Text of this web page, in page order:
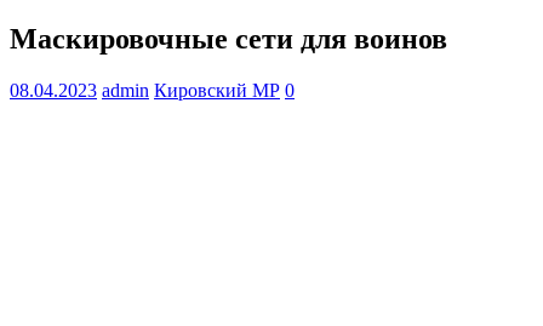
Маскировочные сети для воинов
08.04.2023 admin Кировский МР 0